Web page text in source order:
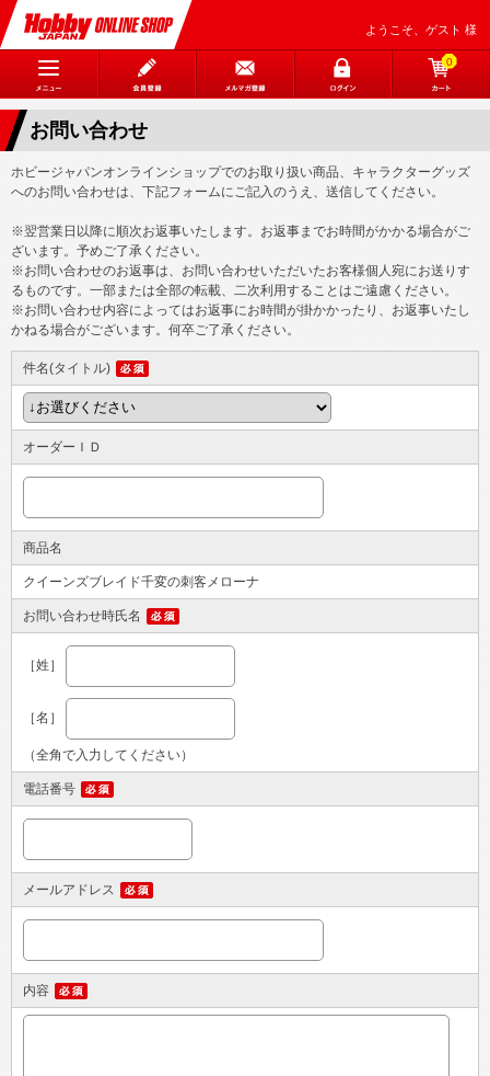
ようこそ、ゲスト 様
0
お問い合わせ
ホビージャパンオンラインショップでのお取り扱い商品、キャラクターグッズ
へのお問い合わせは、下記フォームにご記入のうえ、送信してください。
※翌営業日以降に順次お返事いたします。お返事までお時間がかかる場合がご
ざいます。予めご了承ください。
※お問い合わせのお返事は、お問い合わせいただいたお客様個人宛にお送りす
るものです。一部または全部の転載、二次利用することはご遠慮ください。
※お問い合わせ内容によってはお返事にお時間が掛かかったり、お返事いたし
かねる場合がございます。何卒ご了承ください。
件名(タイトル)
オーダーＩＤ
商品名
クイーンズブレイド千変の刺客メローナ
お問い合わせ時氏名
［姓］
［名］
（全角で入力してください）
電話番号
メールアドレス
内容